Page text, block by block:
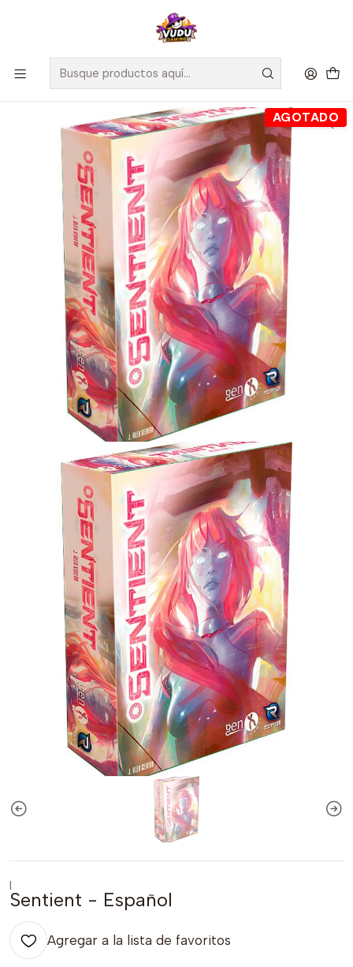
🚀 ¡Despachamos a todo Chile! Envío GRATIS a Regiones sobre
$100.000 y a RM sobre $35.000
Juegos de Mesa Competitivos Sentient - Español
AGOTADO
|
Sentient - Español
Agregar a la lista de favoritos